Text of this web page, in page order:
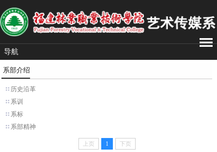
导航
系部介绍
历史沿革
系训
系标
系部精神
上页 1 下页